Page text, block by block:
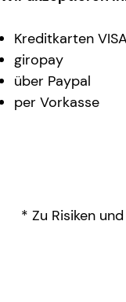
Kreditkarten
giropay
über Paypal
per Vorkasse
* Zu Risiken